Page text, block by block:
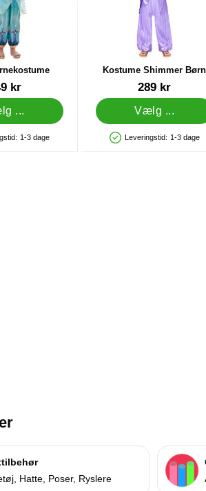
kr
...
På lager
1-3 dage
Kostume Shimmer Børn
Varenr 29736289 kr
Vælg ...
Produkttilgængelighed: På
Leveringstid: 1-3 dage
favorit
Hatte, Poser, Ryslere